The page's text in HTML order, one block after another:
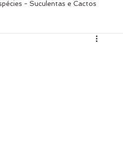
- Suculentas e Cactos
Orquídeas